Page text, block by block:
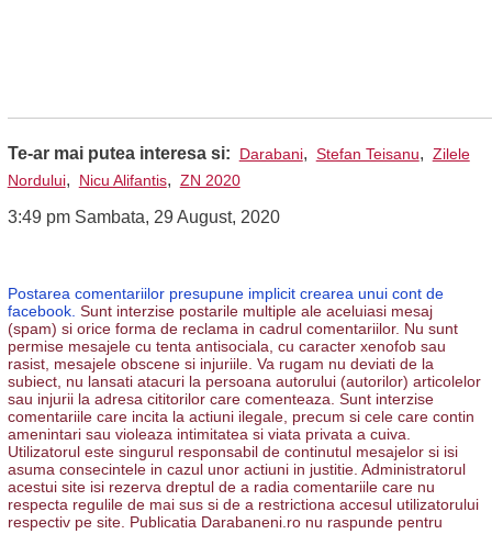
Te-ar mai putea interesa si: Darabani, Stefan Teisanu, Zilele
Nordului, Nicu Alifantis, ZN 2020
3:49 pm Sambata, 29 August, 2020
Postarea comentariilor presupune implicit crearea unui cont de
facebook. Sunt interzise postarile multiple ale aceluiasi mesaj
(spam) si orice forma de reclama in cadrul comentariilor. Nu sunt
permise mesajele cu tenta antisociala, cu caracter xenofob sau
rasist, mesajele obscene si injuriile. Va rugam nu deviati de la
subiect, nu lansati atacuri la persoana autorului (autorilor) articolelor
sau injurii la adresa cititorilor care comenteaza. Sunt interzise
comentariile care incita la actiuni ilegale, precum si cele care contin
amenintari sau violeaza intimitatea si viata privata a cuiva.
Utilizatorul este singurul responsabil de continutul mesajelor si isi
asuma consecintele in cazul unor actiuni in justitie. Administratorul
acestui site isi rezerva dreptul de a radia comentariile care nu
respecta regulile de mai sus si de a restrictiona accesul utilizatorului
respectiv pe site. Publicatia Darabaneni.ro nu raspunde pentru